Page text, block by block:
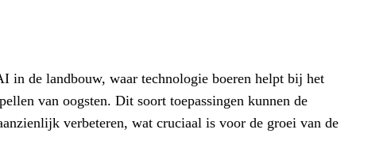
in de landbouw, waar technologie boeren helpt bij het
van oogsten. Dit soort toepassingen kunnen de
verbeteren, wat cruciaal is voor de groei van de